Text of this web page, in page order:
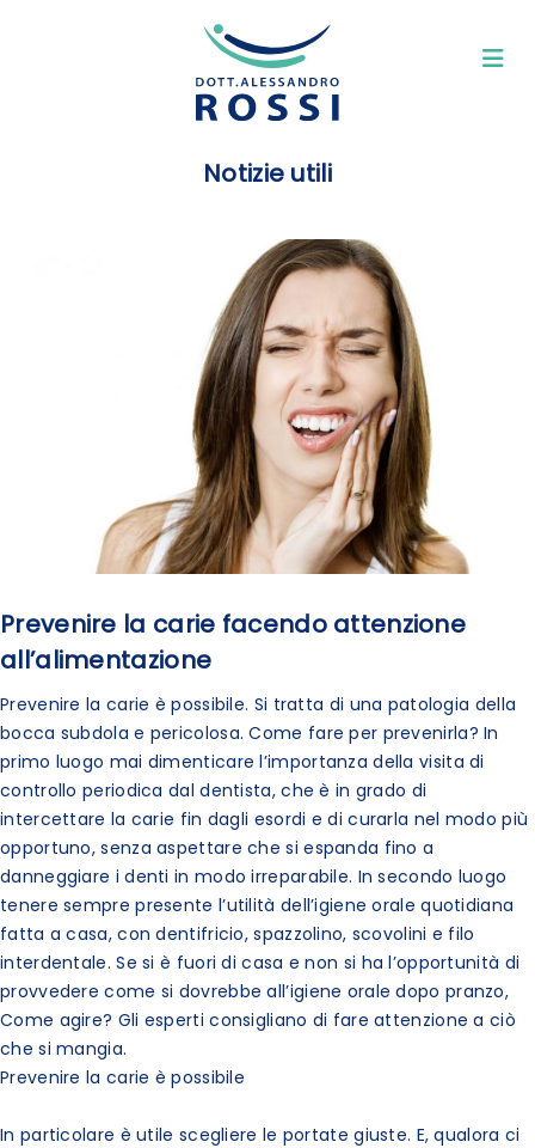
Notizie utili
Prevenire la carie facendo attenzione
all’alimentazione
Prevenire la carie è possibile. Si tratta di una patologia della
bocca subdola e pericolosa. Come fare per prevenirla? In
primo luogo mai dimenticare l’importanza della visita di
controllo periodica dal dentista, che è in grado di
intercettare la carie fin dagli esordi e di curarla nel modo più
opportuno, senza aspettare che si espanda fino a
danneggiare i denti in modo irreparabile. In secondo luogo
tenere sempre presente l’utilità dell’igiene orale quotidiana
fatta a casa, con dentifricio, spazzolino, scovolini e filo
interdentale. Se si è fuori di casa e non si ha l’opportunità di
provvedere come si dovrebbe all’igiene orale dopo pranzo,
Come agire? Gli esperti consigliano di fare attenzione a ciò
che si mangia.
Prevenire la carie è possibile
In particolare è utile scegliere le portate giuste. E, qualora ci